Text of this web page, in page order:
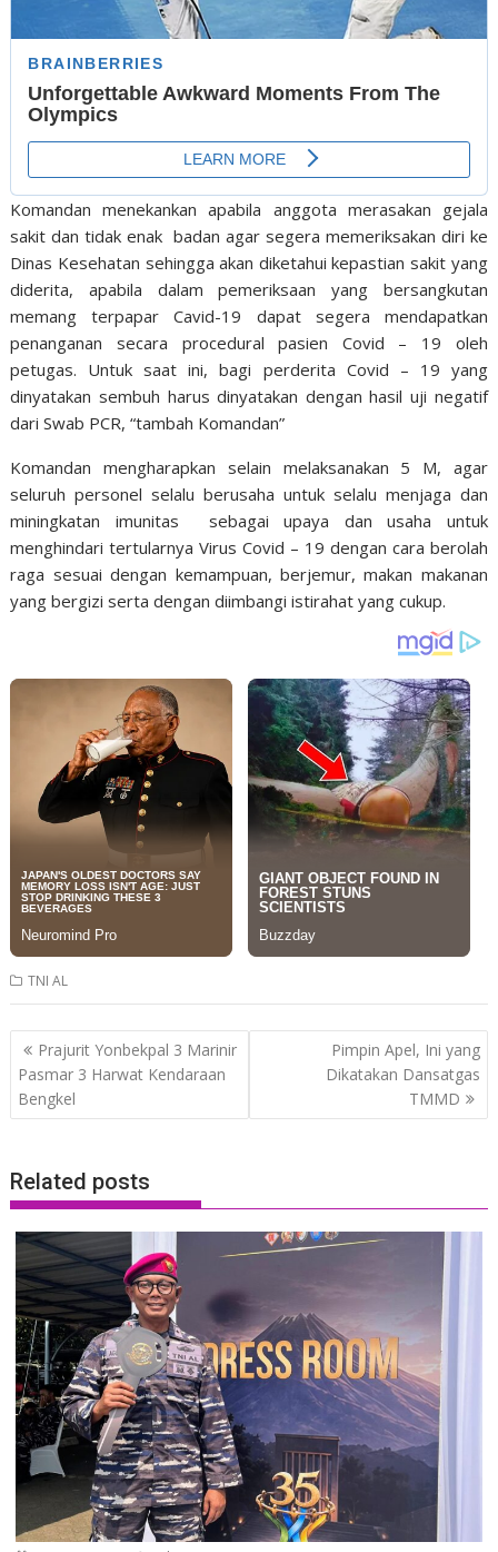
Komandan menekankan apabila anggota merasakan gejala
sakit dan tidak enak badan agar segera memeriksakan diri ke
Dinas Kesehatan sehingga akan diketahui kepastian sakit yang
diderita, apabila dalam pemeriksaan yang bersangkutan
memang terpapar Cavid-19 dapat segera mendapatkan
penanganan secara procedural pasien Covid – 19 oleh
petugas. Untuk saat ini, bagi perderita Covid – 19 yang
dinyatakan sembuh harus dinyatakan dengan hasil uji negatif
dari Swab PCR, “tambah Komandan”
Komandan mengharapkan selain melaksanakan 5 M, agar
seluruh personel selalu berusaha untuk selalu menjaga dan
miningkatan imunitas sebagai upaya dan usaha untuk
menghindari tertularnya Virus Covid – 19 dengan cara berolah
raga sesuai dengan kemampuan, berjemur, makan makanan
yang bergizi serta dengan diimbangi istirahat yang cukup.
TNI AL
Post
navigation
Prajurit Yonbekpal 3 Marinir
Pasmar 3 Harwat Kendaraan
Bengkel
Pimpin Apel, Ini yang
Dikatakan Dansatgas
TMMD
Related posts